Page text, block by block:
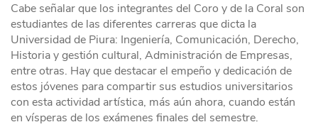
Cabe señalar que los integrantes del Coro y de la Coral son
estudiantes de las diferentes carreras que dicta la
Universidad de Piura: Ingeniería, Comunicación, Derecho,
Historia y gestión cultural, Administración de Empresas,
entre otras. Hay que destacar el empeño y dedicación de
estos jóvenes para compartir sus estudios universitarios
con esta actividad artística, más aún ahora, cuando están
en vísperas de los exámenes finales del semestre.